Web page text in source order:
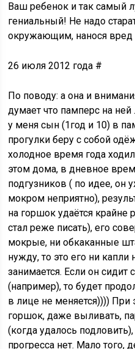
Ваш ребенок и так самый
гениальный! Не надо
окружающим, нанося вред
26 июля 2012 года #
По поводу: а она и
думает что памперс на
у меня сын (1год и 10) в
прогулки беру с собой
холодное время года
этом дома, в дневное
подгузников ( по идее, он
мокром неприятно),
на горшок удаётся крайне
стал реже писать), его
мокрые, ни обкаканные
нужду, то это его ни капли
занимается. Если он сидит
(например), то будет
в лице не меняется)))) При
горшок, даже выливать,
(когда удалось
прогресса нет. Мало того,